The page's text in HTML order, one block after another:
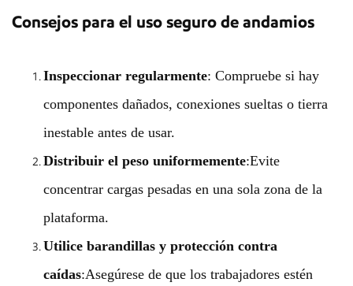
Consejos para el uso seguro de andamios
Inspeccionar regularmente: Compruebe si hay
componentes dañados, conexiones sueltas o tierra
inestable antes de usar.
Distribuir el peso uniformemente:Evite
concentrar cargas pesadas en una sola zona de la
plataforma.
Utilice barandillas y protección contra
caídas:Asegúrese de que los trabajadores estén